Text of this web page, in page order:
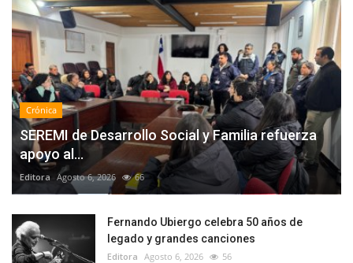
Crónica
SEREMI de Desarrollo Social y Familia refuerza
apoyo al...
Editora Agosto 6, 2026 66
Fernando Ubiergo celebra 50 años de
legado y grandes canciones
Editora Agosto 6, 2026 56